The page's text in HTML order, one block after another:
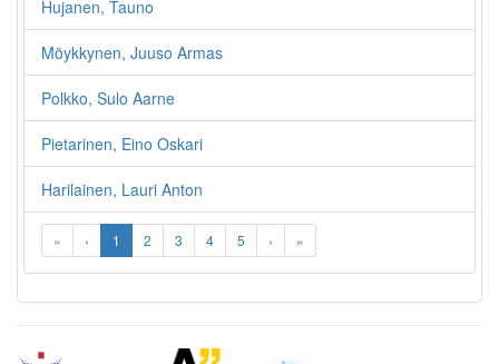
Hujanen, Tauno
Möykkynen, Juuso Armas
Polkko, Sulo Aarne
Pietarinen, Eino Oskari
Harilainen, Lauri Anton
« ‹ 1 2 3 4 5 › »